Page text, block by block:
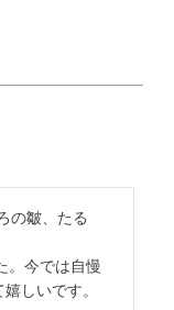
の皺、たる
。今では自慢
しいです。